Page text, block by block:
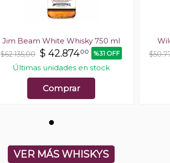
Jim Beam White Whisky 750 ml
$62.135,00 $ 42.87400 %31 OFF
Últimas unidades en stock
Comprar
VER MÁS WHISKYS